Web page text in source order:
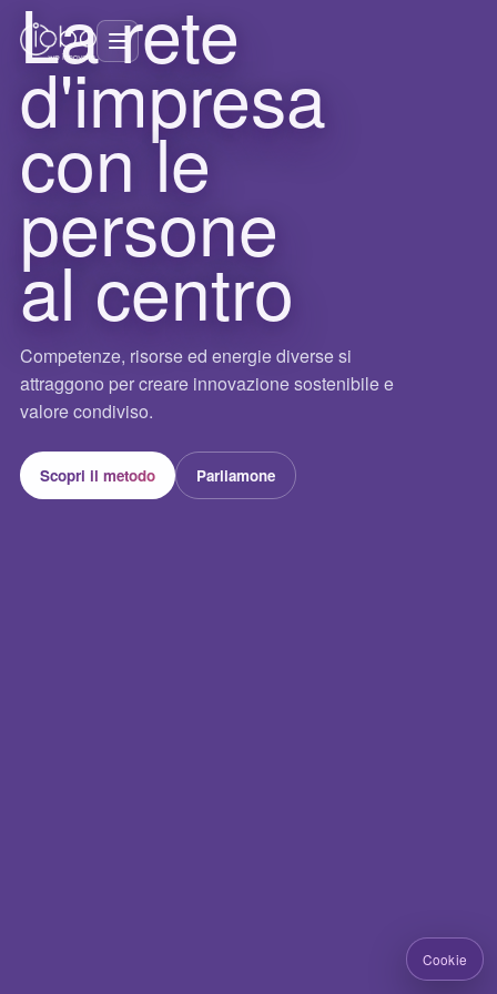
La rete
d'impresa
con le
persone
al centro
Competenze, risorse ed energie diverse si
attraggono per creare innovazione sostenibile e
valore condiviso.
Scopri il metodo Parliamone
Cookie